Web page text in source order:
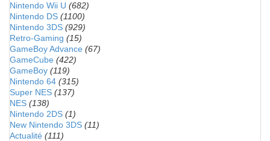
Nintendo Wii U (682)
Nintendo DS (1100)
Nintendo 3DS (929)
Retro-Gaming (15)
GameBoy Advance (67)
GameCube (422)
GameBoy (119)
Nintendo 64 (315)
Super NES (137)
NES (138)
Nintendo 2DS (1)
New Nintendo 3DS (11)
Actualité (111)